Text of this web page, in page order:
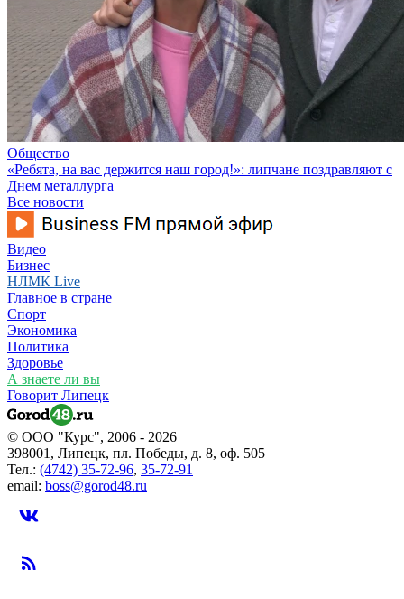
Общество
«Ребята, на вас держится наш город!»: липчане поздравляют с
Днем металлурга
Все новости
Видео
Бизнес
НЛМК Live
Главное в стране
Спорт
Экономика
Политика
Здоровье
А знаете ли вы
Говорит Липецк
© ООО "Курс", 2006 - 2026
398001, Липецк, пл. Победы, д. 8, оф. 505
Тел.: (4742) 35-72-96, 35-72-91
email: boss@gorod48.ru